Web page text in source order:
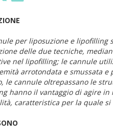
per liposuzione e
delle due tecniche,
nel lipofilling; le cannule
arrotondata e smussata
le cannule oltrepassano le
hanno il vantaggio di agire
caratteristica per la quale